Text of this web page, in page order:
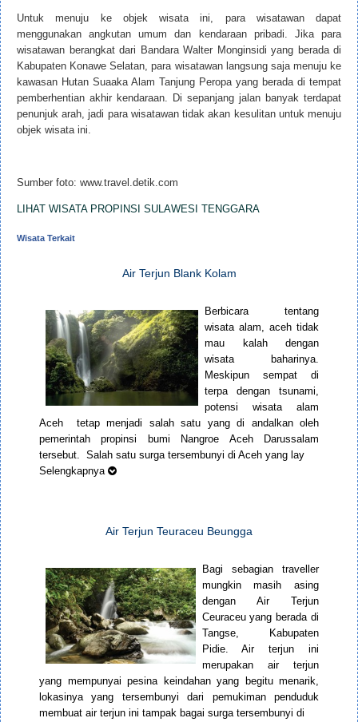
Untuk menuju ke objek wisata ini, para wisatawan dapat
menggunakan angkutan umum dan kendaraan pribadi. Jika para
wisatawan berangkat dari Bandara Walter Monginsidi yang berada di
Kabupaten Konawe Selatan, para wisatawan langsung saja menuju ke
kawasan Hutan Suaaka Alam Tanjung Peropa yang berada di tempat
pemberhentian akhir kendaraan. Di sepanjang jalan banyak terdapat
penunjuk arah, jadi para wisatawan tidak akan kesulitan untuk menuju
objek wisata ini.
Sumber foto: www.travel.detik.com
LIHAT WISATA PROPINSI SULAWESI TENGGARA
Wisata Terkait
Air Terjun Blank Kolam
Berbicara tentang
wisata alam, aceh tidak
mau kalah dengan
wisata baharinya.
Meskipun sempat di
terpa dengan tsunami,
potensi wisata alam
Aceh tetap menjadi salah satu yang di andalkan oleh
pemerintah propinsi bumi Nangroe Aceh Darussalam
tersebut. Salah satu surga tersembunyi di Aceh yang lay
Selengkapnya
Air Terjun Teuraceu Beungga
Bagi sebagian traveller
mungkin masih asing
dengan Air Terjun
Ceuraceu yang berada di
Tangse, Kabupaten
Pidie. Air terjun ini
merupakan air terjun
yang mempunyai pesina keindahan yang begitu menarik,
lokasinya yang tersembunyi dari pemukiman penduduk
membuat air terjun ini tampak bagai surga tersembunyi di